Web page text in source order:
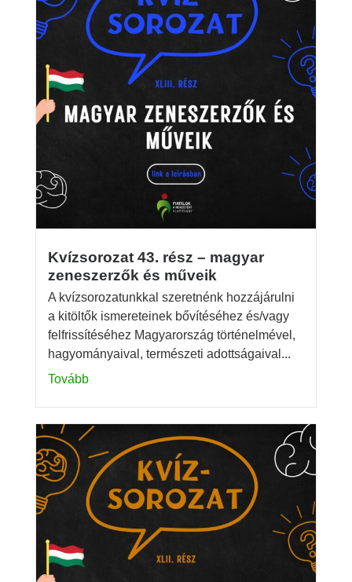
Kvízsorozat 43. rész – magyar
zeneszerzők és műveik
A kvízsorozatunkkal szeretnénk hozzájárulni
a kitöltők ismereteinek bővítéséhez és/vagy
felfrissítéséhez Magyarország történelmével,
hagyományaival, természeti adottságaival...
Tovább